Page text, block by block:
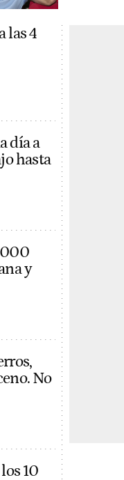
las 4
día a
hasta
y
No
10